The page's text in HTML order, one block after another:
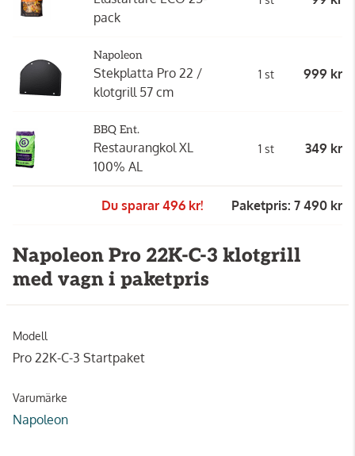
pack
Napoleon
Stekplatta Pro 22 /
klotgrill 57 cm
1 st 999 kr
BBQ Ent.
Restaurangkol XL
100% AL
1 st 349 kr
Du sparar 496 kr! Paketpris: 7 490 kr
Napoleon Pro 22K-C-3 klotgrill
med vagn i paketpris
Modell
Pro 22K-C-3 Startpaket
Varumärke
Napoleon